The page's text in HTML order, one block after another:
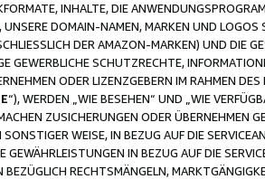
INHALTE, DIE
DOMAIN-NAMEN, MARKEN UND
DER AMAZON-MARKEN) UND DIE
GEWERBLICHE SCHUTZRECHTE,
ODER LIZENZGEBERN IM RAHMEN
“), WERDEN „WIE BESEHEN“ UND „WIE
ZUSICHERUNGEN ODER ÜBERNEHMEN
WEISE, IN BEZUG AUF DIE
GEWÄHRLEISTUNGEN IN BEZUG AUF DIE
BEZÜGLICH RECHTSMÄNGELN,